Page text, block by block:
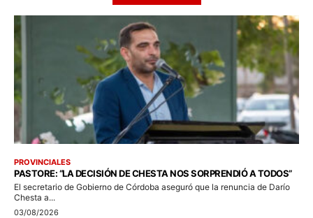
PROVINCIALES
PASTORE: “LA DECISIÓN DE CHESTA NOS SORPRENDIÓ A TODOS”
El secretario de Gobierno de Córdoba aseguró que la renuncia de Darío
Chesta a...
03/08/2026